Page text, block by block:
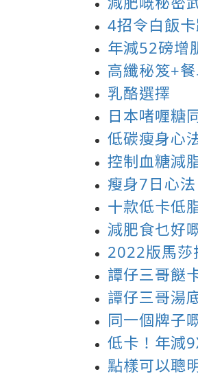
4招令白飯
年減52磅增
高纖秘笈+
乳酪選擇
日本啫喱糖
低碳瘦身心
控制血糖減
瘦身7日心法
十款低卡低
減肥食乜好
2022版馬莎
譚仔三哥餸
譚仔三哥湯
同一個牌子
低卡！年減
點樣可以聰